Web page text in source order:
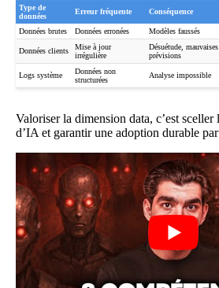
Type de
données
Erreur fréquente Conséquence
Données brutes Données erronées Modèles faussés
Données clients
Mise à jour
irrégulière
Désuétude, mauvaises
prévisions
Logs système
Données non
structurées
Analyse impossible
Valoriser la dimension data, c’est
d’IA et garantir une adoption durable